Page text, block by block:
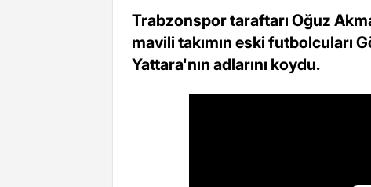
Trabzonspor taraftarı Oğuz
mavili takımın eski futbolcuları
Yattara'nın adlarını koydu.